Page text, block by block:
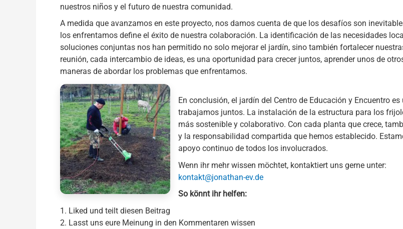
nuestros niños y el futuro de nuestra comunidad.
A medida que avanzamos en este proyecto, nos damos cuenta de que los desafíos son
los enfrentamos define el éxito de nuestra colaboración. La identificación de las necesidades
soluciones conjuntas nos han permitido no solo mejorar el jardín, sino también fortalecer
reunión, cada intercambio de ideas, es una oportunidad para crecer juntos, aprender unos de
maneras de abordar los problemas que enfrentamos.
En conclusión, el jardín del Centro de Educación y Encuentro
trabajamos juntos. La instalación de la estructura para los
más sostenible y colaborativo. Con cada planta que crece,
y la responsabilidad compartida que hemos establecido.
apoyo continuo de todos los involucrados.
Wenn ihr mehr wissen möchtet, kontaktiert uns gerne unter:
kontakt@jonathan-ev.de
So könnt ihr helfen:
1. Liked und teilt diesen Beitrag
2. Lasst uns eure Meinung in den Kommentaren wissen